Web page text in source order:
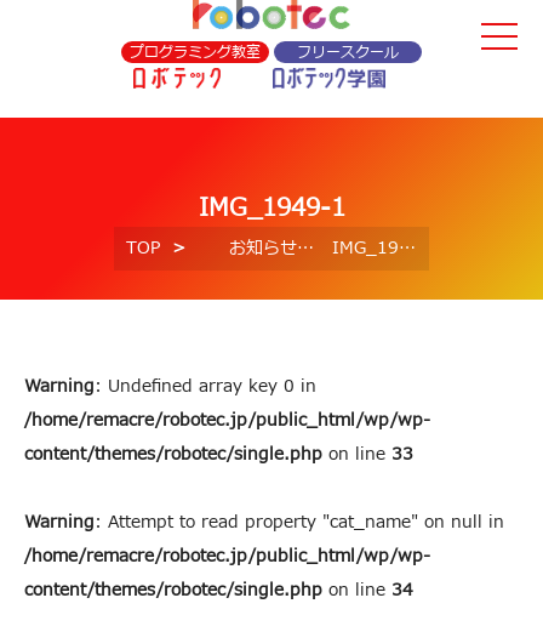
プログラミング教室 フリースクール
IMG_1949-1
TOP お知らせ IMG_1949-1
Warning: Undefined array key 0 in
/home/remacre/robotec.jp/public_html/wp/wp-
content/themes/robotec/single.php on line 33
Warning: Attempt to read property "cat_name" on null in
/home/remacre/robotec.jp/public_html/wp/wp-
content/themes/robotec/single.php on line 34